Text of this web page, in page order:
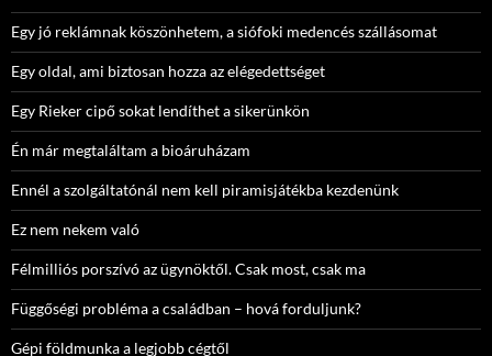
Egy jó reklámnak köszönhetem, a siófoki medencés szállásomat
Egy oldal, ami biztosan hozza az elégedettséget
Egy Rieker cipő sokat lendíthet a sikerünkön
Én már megtaláltam a bioáruházam
Ennél a szolgáltatónál nem kell piramisjátékba kezdenünk
Ez nem nekem való
Félmilliós porszívó az ügynöktől. Csak most, csak ma
Függőségi probléma a családban – hová forduljunk?
Gépi földmunka a legjobb cégtől